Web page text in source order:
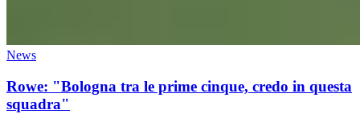
News
Rowe: "Bologna tra le prime cinque, credo in questa
squadra"